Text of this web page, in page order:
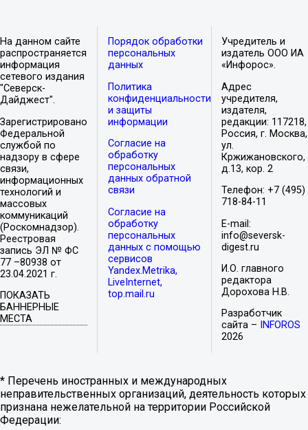
На данном сайте
распространяется
информация
сетевого издания
"Северск-
Дайджест".
Зарегистрировано
Федеральной
службой по
надзору в сфере
связи,
информационных
технологий и
массовых
коммуникаций
(Роскомнадзор).
Реестровая
запись ЭЛ № ФС
77 –80938 от
23.04.2021 г.
ПОКАЗАТЬ
БАННЕРНЫЕ
МЕСТА
Порядок обработки
персональных
данных
Политика
конфиденциальности
и защиты
информации
Согласие на
обработку
персональных
данных обратной
связи
Согласие на
обработку
персональных
данных с помощью
сервисов
Yandex.Metrika,
LiveInternet,
top.mail.ru
Учредитель и
издатель ООО ИА
«Инфорос».
Адрес
учредителя,
издателя,
редакции: 117218,
Россия, г. Москва,
ул.
Кржижановского,
д.13, кор. 2
Телефон: +7 (495)
718-84-11
E-mail:
info@seversk-
digest.ru
И.О. главного
редактора
Дорохова Н.В.
Разработчик
сайта –
INFOROS
2026
* Перечень иностранных и международных
неправительственных организаций, деятельность которых
признана нежелательной на территории Российской
Федерации: